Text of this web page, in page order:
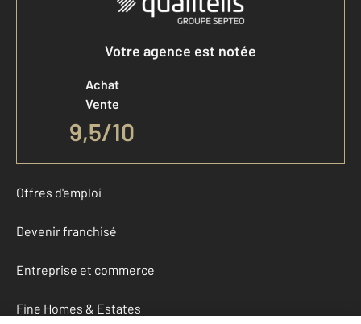
Votre agence est notée
Achat
Vente
9,5/10
Offres d'emploi
Devenir franchisé
Entreprise et commerce
Fine Homes & Estates